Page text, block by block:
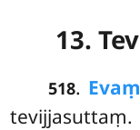
13.
518. Evaṃ